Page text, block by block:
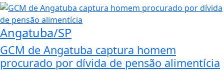
Angatuba/SP
GCM de Angatuba captura homem
procurado por dívida de pensão alimentícia